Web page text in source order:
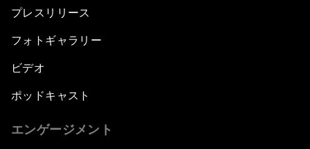
プレスリリース
フォトギャラリー
ビデオ
ポッドキャスト
エンゲージメント